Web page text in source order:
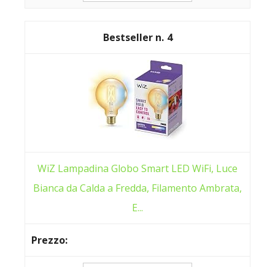
4
WiZ Lampadina Globo Smart LED WiFi, Luce
Bianca da Calda a Fredda, Filamento Ambrata,
E...